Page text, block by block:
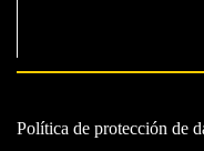
Política de protección de